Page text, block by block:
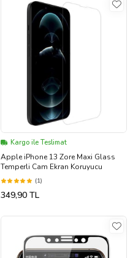
Kargo ile Teslimat
Apple iPhone 13 Zore Maxi Glass
Temperli Cam Ekran Koruyucu
(1)
349,90 TL